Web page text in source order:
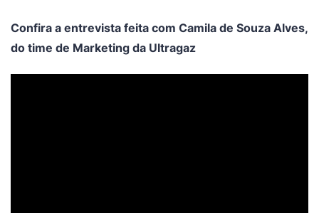
Confira a entrevista feita com Camila de Souza Alves,
do time de Marketing da Ultragaz